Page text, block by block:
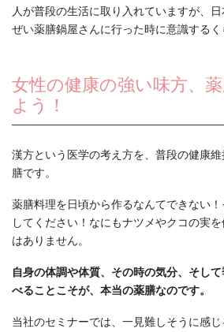
人が普段の生活に取り入れていますが、
ぜい薬膳鍋屋さんに行った時に意識するく
女性の健康の強い味方、
よう！
漢方という医学の考え方を、普段の健康
膳です。
薬膳料理を日頃から作るなんてできない
してください！なにもナツメやクコの実
はありません。
自身の体調や体質、その時の気分、そし
べることこそが、本当の薬膳なのです。
当社のセミナーでは、一見難しそうに感